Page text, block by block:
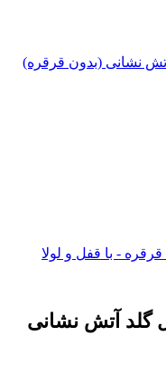
نشانی (بدون قرقره)
- با قفل و لولا
گلد آتش نشانی